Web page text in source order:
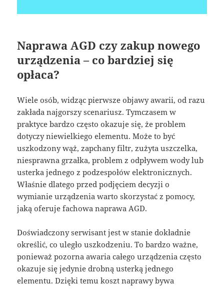
Naprawa AGD czy zakup nowego
urządzenia – co bardziej się
opłaca?
Wiele osób, widząc pierwsze objawy awarii, od razu
zakłada najgorszy scenariusz. Tymczasem w
praktyce bardzo często okazuje się, że problem
dotyczy niewielkiego elementu. Może to być
uszkodzony wąż, zapchany filtr, zużyta uszczelka,
niesprawna grzałka, problem z odpływem wody lub
usterka jednego z podzespołów elektronicznych.
Właśnie dlatego przed podjęciem decyzji o
wymianie urządzenia warto skorzystać z pomocy,
jaką oferuje fachowa naprawa AGD.
Doświadczony serwisant jest w stanie dokładnie
określić, co uległo uszkodzeniu. To bardzo ważne,
ponieważ pozorna awaria całego urządzenia często
okazuje się jedynie drobną usterką jednego
elementu. Dzięki temu koszt naprawy bywa